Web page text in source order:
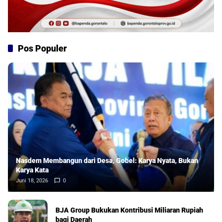
Pos Populer
Nasdem Membangun dari Desa, Gobel: Karya Nyata, Bukan
Karya Kata
Juni 18, 2026 0
BJA Group Bukukan Kontribusi Miliaran Rupiah
bagi Daerah